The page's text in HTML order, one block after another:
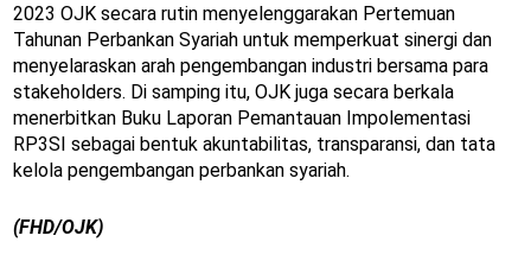
2023 OJK secara rutin menyelenggarakan Pertemuan
Tahunan Perbankan Syariah untuk memperkuat sinergi dan
menyelaraskan arah pengembangan industri bersama para
stakeholders. Di samping itu, OJK juga secara berkala
menerbitkan Buku Laporan Pemantauan Impolementasi
RP3SI sebagai bentuk akuntabilitas, transparansi, dan tata
kelola pengembangan perbankan syariah.
(FHD/OJK)